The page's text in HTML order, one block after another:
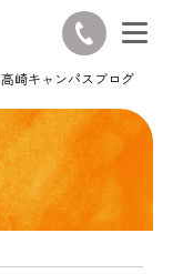
高崎キャンパスブログ